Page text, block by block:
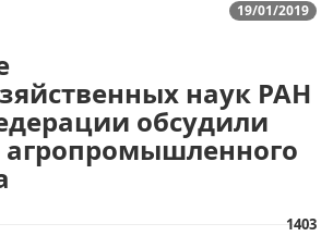
19/01/2019
наук РАН
обсудили
агропромышленного
1403